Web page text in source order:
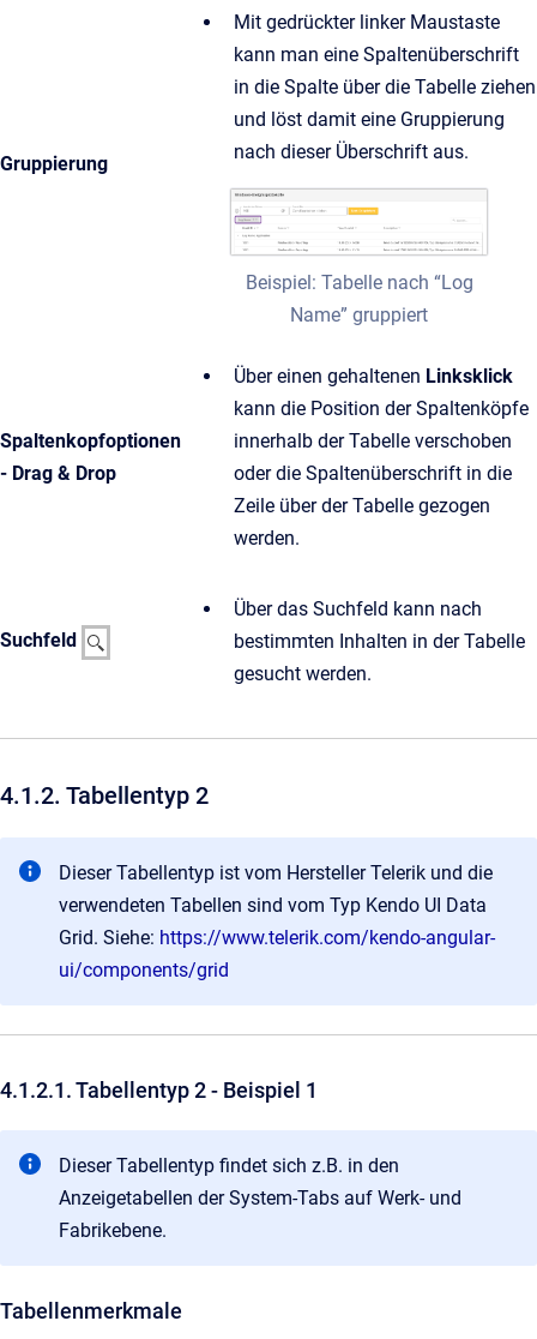
Gruppierung
Mit gedrückter linker Maustaste
kann man eine Spaltenüberschrift
in die Spalte über die Tabelle ziehen
und löst damit eine Gruppierung
nach dieser Überschrift aus.
Beispiel: Tabelle nach “Log
Name” gruppiert
Spaltenkopfoptionen
- Drag & Drop
Über einen gehaltenen Linksklick
kann die Position der Spaltenköpfe
innerhalb der Tabelle verschoben
oder die Spaltenüberschrift in die
Zeile über der Tabelle gezogen
werden.
Suchfeld
Über das Suchfeld kann nach
bestimmten Inhalten in der Tabelle
gesucht werden.
4.1.2. Tabellentyp 2
Dieser Tabellentyp ist vom Hersteller Telerik und die
verwendeten Tabellen sind vom Typ Kendo UI Data
Grid. Siehe: https://www.telerik.com/kendo-angular-
ui/components/grid
4.1.2.1. Tabellentyp 2 - Beispiel 1
Dieser Tabellentyp findet sich z.B. in den
Anzeigetabellen der System-Tabs auf Werk- und
Fabrikebene.
Tabellenmerkmale